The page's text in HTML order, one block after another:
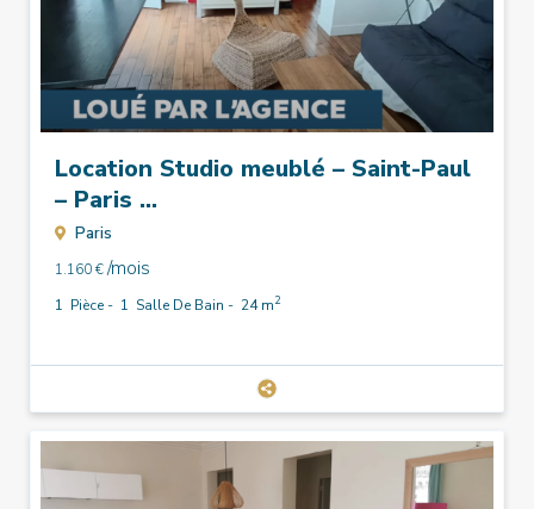
Location Studio meublé – Saint-Paul
– Paris ...
Paris
1.160 €/mois
1 Pièce - 1 Salle De Bain - 24 m2